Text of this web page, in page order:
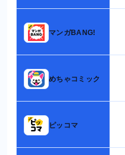
マンガBANG!
めちゃコミック
ピッコマ